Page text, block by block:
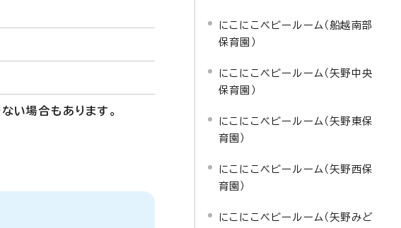
い場合もあります。
にこにこベビールーム（船越南部
保育園）
にこにこベビールーム（矢野中央
保育園）
にこにこベビールーム（矢野東保
育園）
にこにこベビールーム（矢野西保
育園）
にこにこベビールーム（矢野みど